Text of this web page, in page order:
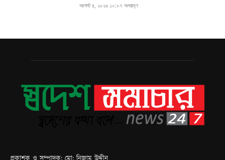
আগস্ট ৪, ২০২৬ ১০:০৭ অপরাহ্ণ